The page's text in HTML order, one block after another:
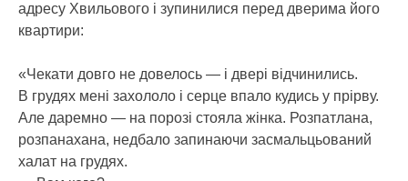
адресу Хвильового і зупинилися перед дверима його
квартири:
«Чекати довго не довелось — і двері відчинились.
В грудях мені захололо і серце впало кудись у прірву.
Але даремно — на порозі стояла жінка. Розпатлана,
розпанахана, недбало запинаючи засмальцьований
халат на грудях.